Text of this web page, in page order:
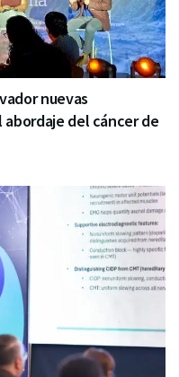
nuevas
del cáncer de